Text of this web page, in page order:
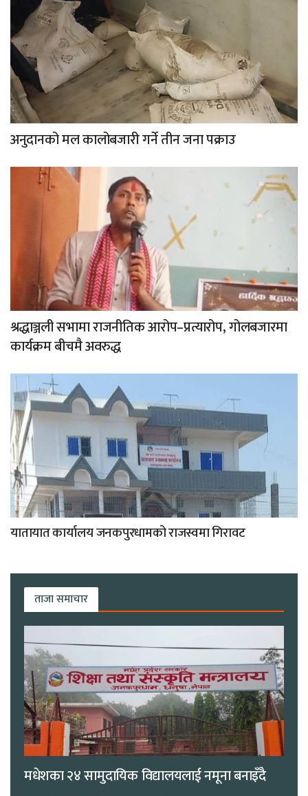
अनुदानको मल कालोबजारी गर्ने तीन जना पक्राउ
श्रद्धाञ्जली सभामा राजनीतिक आरोप–प्रत्यारोप, गोलबजारमा
कार्यक्रम बीचमै अवरुद्ध
यातायात कार्यालय जनकपुरधामको राजस्वमा गिरावट
ताजा समाचार
मधेशका २४ सामुदायिक विद्यालयलाई नमूना बनाइँदै